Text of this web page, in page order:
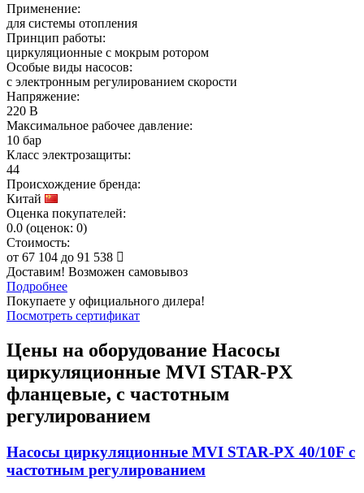
Применение:
для системы отопления
Принцип работы:
циркуляционные с мокрым ротором
Особые виды насосов:
с электронным регулированием скорости
Напряжение:
220 В
Максимальное рабочее давление:
10 бар
Класс электрозащиты:
44
Происхождение бренда:
Китай
Оценка покупателей:
0.0 (оценок: 0)
Стоимость:
от 67 104 до 91 538
Доставим! Возможен самовывоз
Подробнее
Покупаете у официального дилера!
Посмотреть сертификат
Цены на оборудование Насосы
циркуляционные MVI STAR-PX
фланцевые, с частотным
регулированием
Насосы циркуляционные MVI STAR-PX 40/10F с
частотным регулированием